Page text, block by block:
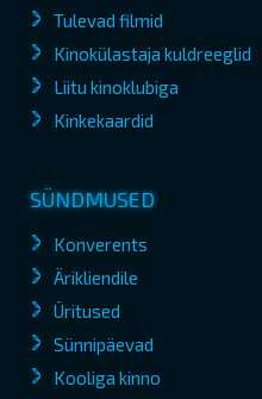
Tulevad filmid
Kinokülastaja kuldreeglid
Liitu kinoklubiga
Kinkekaardid
SÜNDMUSED
Konverents
Ärikliendile
Üritused
Sünnipäevad
Kooliga kinno